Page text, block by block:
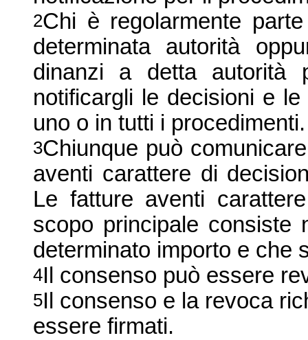
2Chi è regolarmente
determinata autorità
dinanzi a detta autorità
notificargli le decisioni e
uno o in tutti i procedimenti.
3Chiunque può
aventi carattere di
Le fatture aventi
scopo principale consiste
determinato importo e che
4Il consenso può essere
5Il consenso e la revoca
essere firmati.